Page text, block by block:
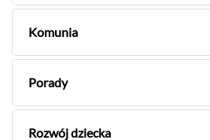
Komunia
Porady
Rozwój dziecka